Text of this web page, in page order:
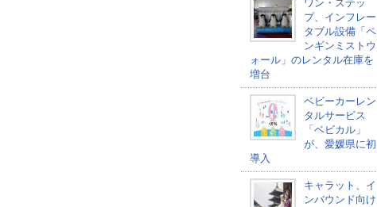
ワン・ステッ
プ、インフレー
タブル設備「ペ
ンギンミストウ
ォール」のレンタル在庫を
増台
ベビーカーレン
タルサービス
「ベビカル」
が、愛媛県に初
導入
キャラット、イ
ンバウンド向け